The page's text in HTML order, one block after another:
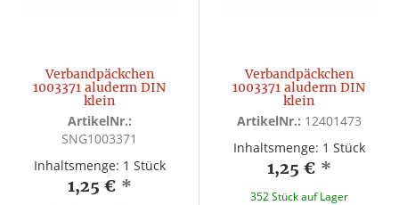
Verbandpäckchen
1003371 aluderm DIN
klein
ArtikelNr.:
SNG1003371
Inhaltsmenge: 1 Stück
1,25 € *
Verbandpäckchen
1003371 aluderm DIN
klein
ArtikelNr.: 12401473
Inhaltsmenge: 1 Stück
1,25 € *
352 Stück auf Lager